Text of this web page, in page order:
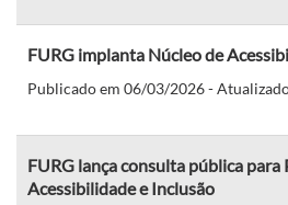
FURG implanta Núcleo de
Publicado em 06/03/2026 -
FURG lança consulta pública para
Acessibilidade e Inclusão